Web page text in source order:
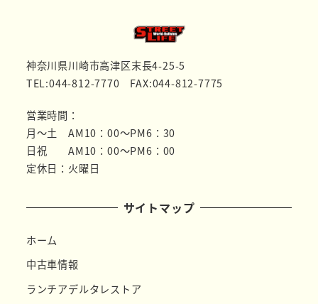
神奈川県川崎市高津区末長4-25-5
TEL:044-812-7770 FAX:044-812-7775
営業時間：
月～土 AM10：00～PM6：30
日祝 AM10：00～PM6：00
定休日：火曜日
サイトマップ
ホーム
中古車情報
ランチアデルタレストア